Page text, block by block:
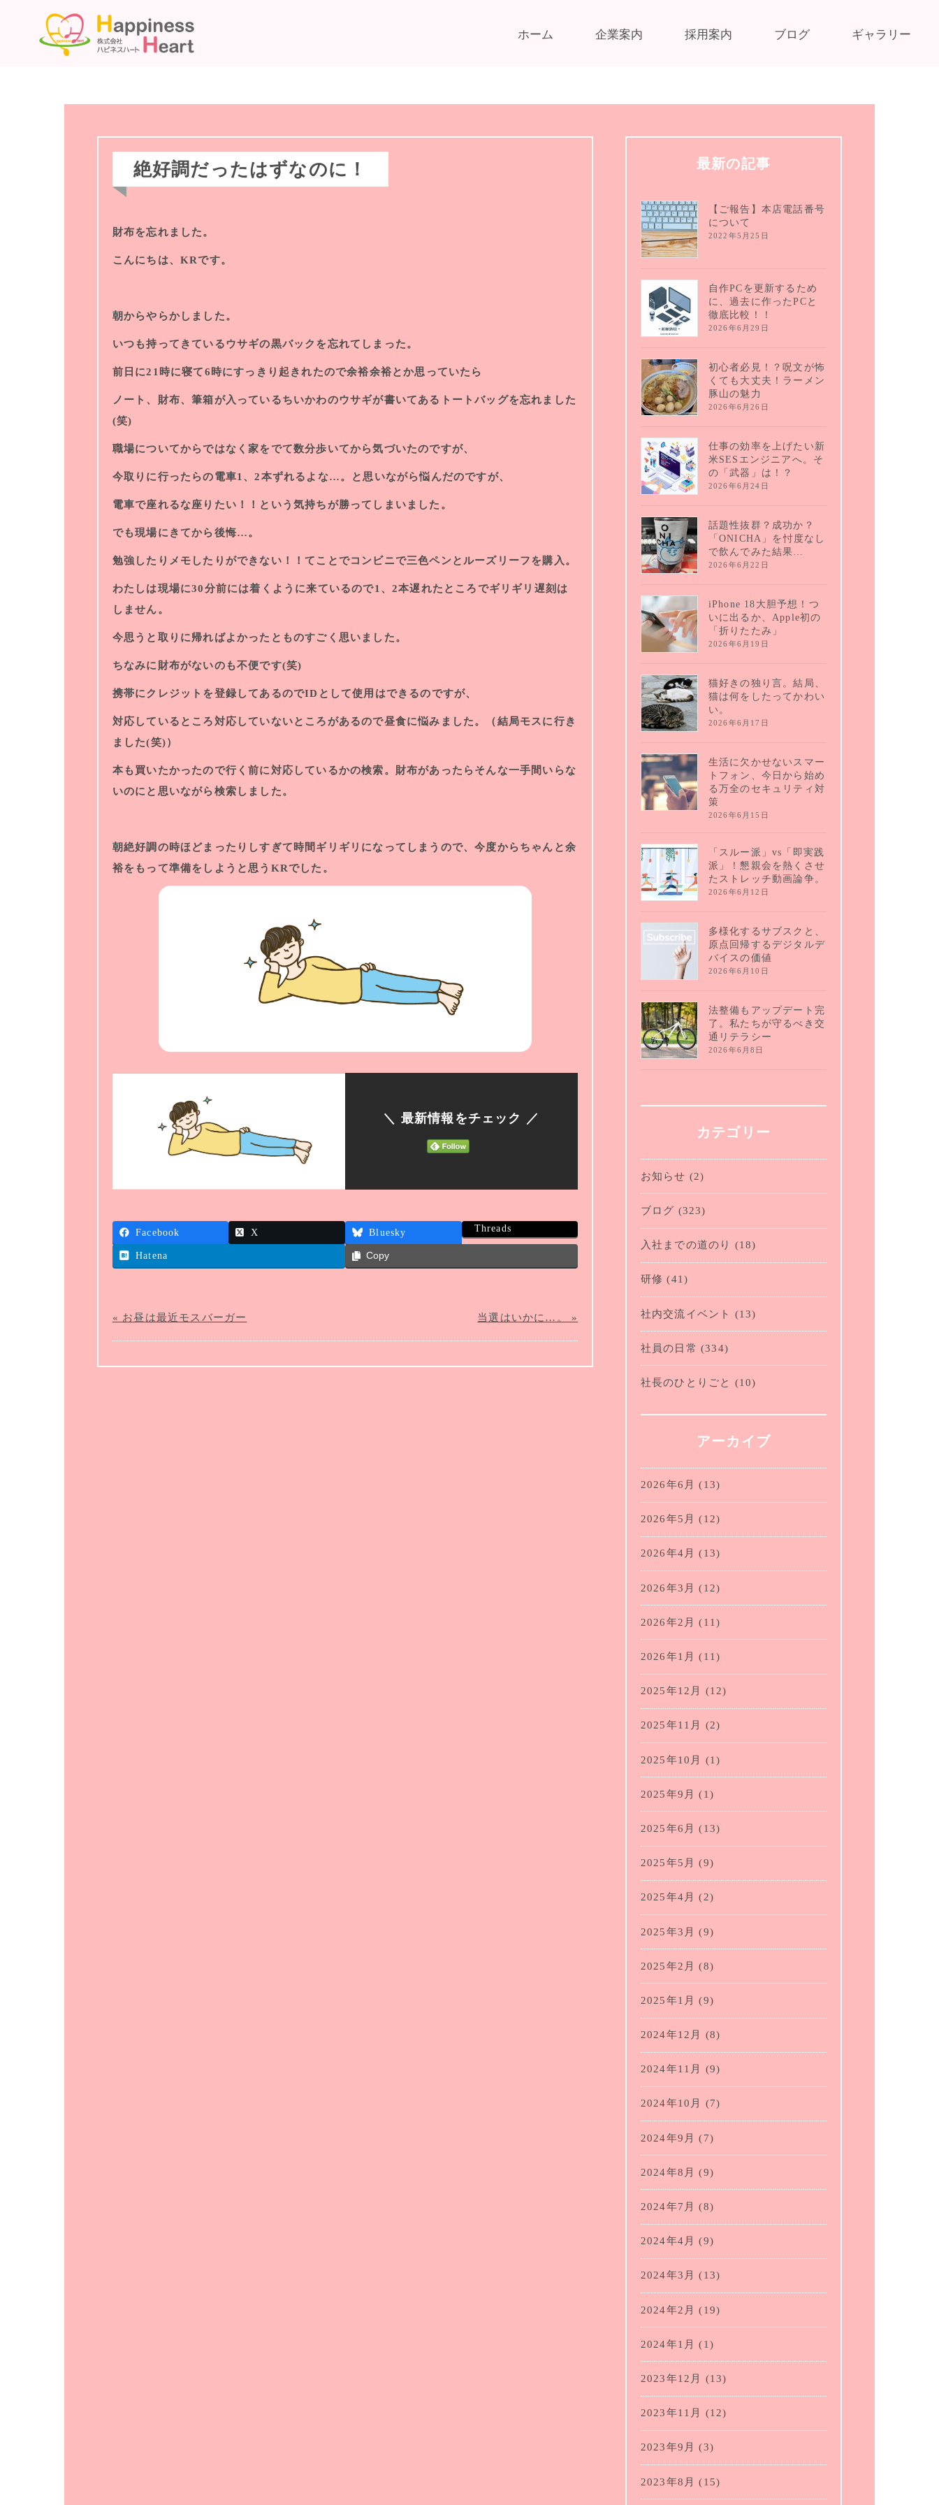
ホーム 企業案内 採用案内 ブログ ギャラリー
絶好調だったはずなのに！
財布を忘れました。
こんにちは、KRです。
朝からやらかしました。
いつも持ってきているウサギの黒バックを忘れてしまった。
前日に21時に寝て6時にすっきり起きれたので余裕余裕とか思っていたら
ノート、財布、筆箱が入っているちいかわのウサギが書いてあるトートバッグを忘れました
(笑)
職場についてからではなく家をでて数分歩いてから気づいたのですが、
今取りに行ったらの電車1、2本ずれるよな…。と思いながら悩んだのですが、
電車で座れるな座りたい！！という気持ちが勝ってしまいました。
でも現場にきてから後悔…。
勉強したりメモしたりができない！！てことでコンビニで三色ペンとルーズリーフを購入。
わたしは現場に30分前には着くように来ているので1、2本遅れたところでギリギリ遅刻は
しません。
今思うと取りに帰ればよかったとものすごく思いました。
ちなみに財布がないのも不便です(笑)
携帯にクレジットを登録してあるのでIDとして使用はできるのですが、
対応しているところ対応していないところがあるので昼食に悩みました。（結局モスに行き
ました(笑)）
本も買いたかったので行く前に対応しているかの検索。財布があったらそんな一手間いらな
いのにと思いながら検索しました。
朝絶好調の時ほどまったりしすぎて時間ギリギリになってしまうので、今度からちゃんと余
裕をもって準備をしようと思うKRでした。
＼ 最新情報をチェック ／
Facebook X Bluesky Threads
Hatena Copy
« お昼は最近モスバーガー 当選はいかに…。 »
最新の記事
【ご報告】本店電話番号
について
2022年5月25日
自作PCを更新するため
に、過去に作ったPCと
徹底比較！！
2026年6月29日
初心者必見！？呪文が怖
くても大丈夫！ラーメン
豚山の魅力
2026年6月26日
仕事の効率を上げたい新
米SESエンジニアへ。そ
の「武器」は！？
2026年6月24日
話題性抜群？成功か？
「ONICHA」を忖度なし
で飲んでみた結果…
2026年6月22日
iPhone 18大胆予想！つ
いに出るか、Apple初の
「折りたたみ」
2026年6月19日
猫好きの独り言。結局、
猫は何をしたってかわい
い。
2026年6月17日
生活に欠かせないスマー
トフォン、今日から始め
る万全のセキュリティ対
策
2026年6月15日
「スルー派」vs「即実践
派」！懇親会を熱くさせ
たストレッチ動画論争。
2026年6月12日
多様化するサブスクと、
原点回帰するデジタルデ
バイスの価値
2026年6月10日
法整備もアップデート完
了。私たちが守るべき交
通リテラシー
2026年6月8日
カテゴリー
お知らせ (2)
ブログ (323)
入社までの道のり (18)
研修 (41)
社内交流イベント (13)
社員の日常 (334)
社長のひとりごと (10)
アーカイブ
2026年6月 (13)
2026年5月 (12)
2026年4月 (13)
2026年3月 (12)
2026年2月 (11)
2026年1月 (11)
2025年12月 (12)
2025年11月 (2)
2025年10月 (1)
2025年9月 (1)
2025年6月 (13)
2025年5月 (9)
2025年4月 (2)
2025年3月 (9)
2025年2月 (8)
2025年1月 (9)
2024年12月 (8)
2024年11月 (9)
2024年10月 (7)
2024年9月 (7)
2024年8月 (9)
2024年7月 (8)
2024年4月 (9)
2024年3月 (13)
2024年2月 (19)
2024年1月 (1)
2023年12月 (13)
2023年11月 (12)
2023年9月 (3)
2023年8月 (15)